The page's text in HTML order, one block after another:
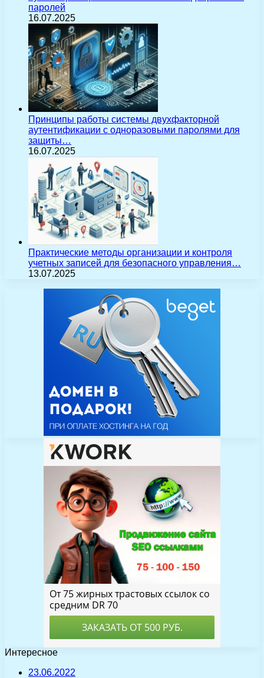
паролей
16.07.2025
Принципы работы системы двухфакторной
аутентификации с одноразовыми паролями для
защиты…
16.07.2025
Практические методы организации и контроля
учетных записей для безопасного управления…
13.07.2025
Интересное
23.06.2022